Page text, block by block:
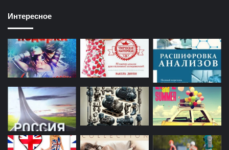
Интересное